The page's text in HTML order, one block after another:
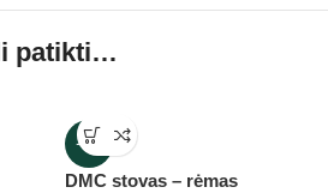
patikti…
-11%
DMC stovas – rėmas